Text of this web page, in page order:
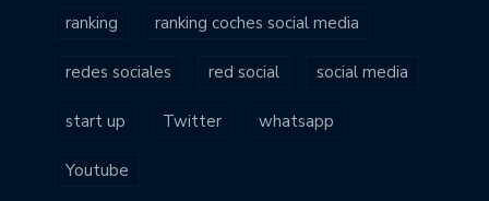
ranking ranking coches social media
redes sociales red social social media
start up Twitter whatsapp
Youtube